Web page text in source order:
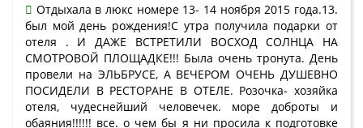
Отдыхала в люкс номере 13- 14 ноября 2015 года.13.
был мой день рождения!С утра получила подарки от
отеля . И ДАЖЕ ВСТРЕТИЛИ ВОСХОД СОЛНЦА НА
СМОТРОВОЙ ПЛОЩАДКЕ!!! Была очень тронута. День
провели на ЭЛЬБРУСЕ, А ВЕЧЕРОМ ОЧЕНЬ ДУШЕВНО
ПОСИДЕЛИ В РЕСТОРАНЕ В ОТЕЛЕ. Розочка- хозяйка
отеля, чудеснейший человечек. море доброты и
обаяния!!!!!! все. о чем бы я ни просила к подготовке